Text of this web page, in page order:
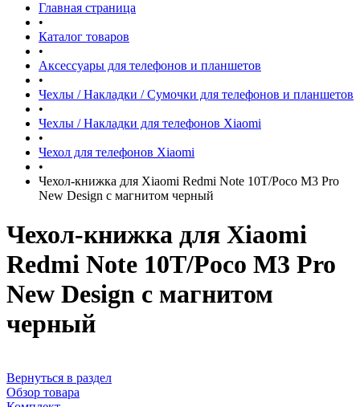
Главная страница
•
Каталог товаров
•
Аксессуары для телефонов и планшетов
•
Чехлы / Накладки / Сумочки для телефонов и планшетов
•
Чехлы / Накладки для телефонов Xiaomi
•
Чехол для телефонов Xiaomi
•
Чехол-книжка для Xiaomi Redmi Note 10T/Poco M3 Pro
New Design с магнитом черный
Чехол-книжка для Xiaomi
Redmi Note 10T/Poco M3 Pro
New Design с магнитом
черный
Вернуться в раздел
Обзор товара